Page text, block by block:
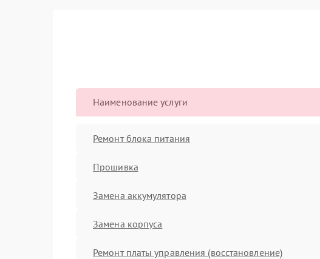
Наименование услуги
Ремонт блока питания
Прошивка
Замена аккумулятора
Замена корпуса
Ремонт платы управления (восстановление)